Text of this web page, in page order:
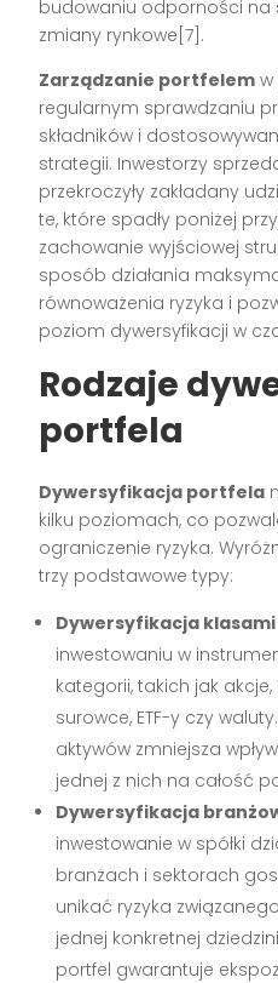
budowaniu odporności na
zmiany rynkowe[7].
Zarządzanie portfelem
regularnym sprawdzaniu
składników i
strategii. Inwestorzy
przekroczyły zakładany
te, które spadły poniżej
zachowanie wyjściowej
sposób działania
równoważenia ryzyka i
poziom dywersyfikacji w
Rodzaje
portfela
Dywersyfikacja portfela
kilku poziomach, co
ograniczenie ryzyka.
trzy podstawowe typy:
Dywersyfikacja
inwestowaniu w
kategorii, takich jak
surowce, ETF-y czy
aktywów zmniejsza
jednej z nich na całość
Dywersyfikacja
inwestowanie w spółki
branżach i sektorach
unikać ryzyka
jednej konkretnej
portfel gwarantuje